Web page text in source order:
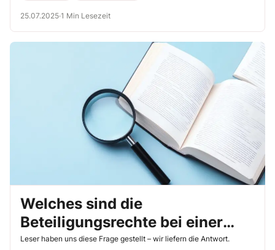
25.07.2025·1 Min Lesezeit
Welches sind die
Beteiligungsrechte bei einer
internen Stellenausschreibung?
Leser haben uns diese Frage gestellt – wir liefern die Antwort.